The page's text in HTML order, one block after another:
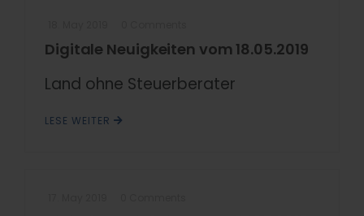
Digitale Neuigkeiten vom 18.05.2019
Land ohne Steuerberater
LESE WEITER